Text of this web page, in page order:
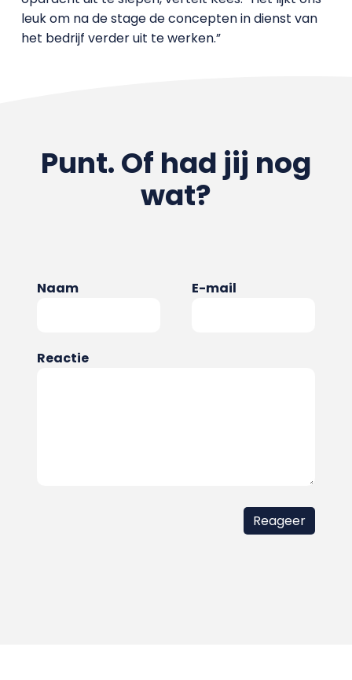
leuk om na de stage de concepten in dienst van
het bedrijf verder uit te werken.”
Punt. Of had jij nog
wat?
Naam E-mail
Reactie